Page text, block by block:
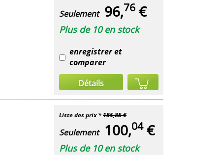
Seulement 96,76 €
Plus de 10 en stock
enregistrer et
comparer
Détails
Liste des prix *185,85 €
Seulement 100,04€
Plus de 10 en stock